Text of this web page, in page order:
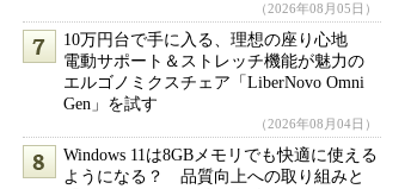
（2026年08月05日）
10万円台で手に入る、理想の座り心地
電動サポート＆ストレッチ機能が魅力の
エルゴノミクスチェア「LiberNovo Omni
Gen」を試す
（2026年08月04日）
Windows 11は8GBメモリでも快適に使える
ようになる？ 品質向上への取り組みと